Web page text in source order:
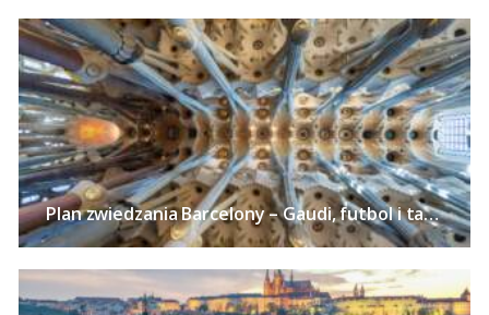
Plan zwiedzania Barcelony – Gaudi, futbol i tapas w stolicy Katalonii